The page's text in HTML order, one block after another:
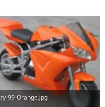
ry-99-Orange.jpg